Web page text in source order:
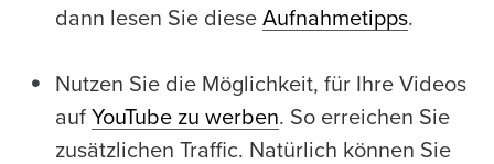
dann lesen Sie diese Aufnahmetipps.
Nutzen Sie die Möglichkeit, für Ihre Videos
auf YouTube zu werben. So erreichen Sie
zusätzlichen Traffic. Natürlich können Sie